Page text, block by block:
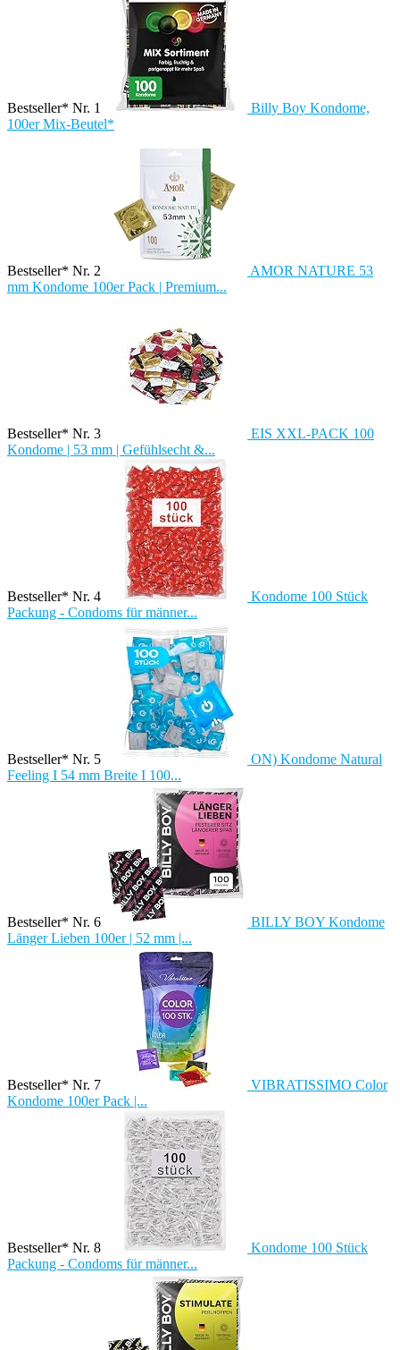
Bestseller* Nr. 1
Billy Boy Kondome,
100er Mix-Beutel*
Bestseller* Nr. 2
AMOR NATURE 53
mm Kondome 100er Pack | Premium...
Bestseller* Nr. 3
EIS XXL-PACK 100
Kondome | 53 mm | Gefühlsecht &...
Bestseller* Nr. 4
Kondome 100 Stück
Packung - Condoms für männer...
Bestseller* Nr. 5
ON) Kondome Natural
Feeling I 54 mm Breite I 100...
Bestseller* Nr. 6
BILLY BOY Kondome
Länger Lieben 100er | 52 mm |...
Bestseller* Nr. 7
VIBRATISSIMO Color
Kondome 100er Pack |...
Bestseller* Nr. 8
Kondome 100 Stück
Packung - Condoms für männer...